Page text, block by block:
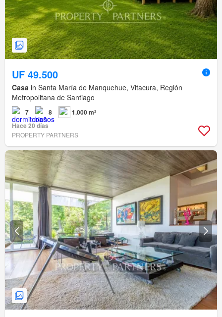
UF 49.500
Casa in Santa María de Manquehue, Vitacura, Región
Metropolitana de Santiago
7 8
1.000 m²
Hace 20 días
PROPERTY PARTNERS